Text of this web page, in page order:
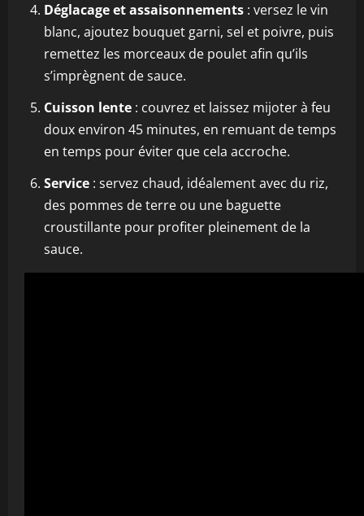
Déglacage et assaisonnements : versez le vin
blanc, ajoutez bouquet garni, sel et poivre, puis
remettez les morceaux de poulet afin qu’ils
s’imprègnent de sauce.
Cuisson lente : couvrez et laissez mijoter à feu
doux environ 45 minutes, en remuant de temps
en temps pour éviter que cela accroche.
Service : servez chaud, idéalement avec du riz,
des pommes de terre ou une baguette
croustillante pour profiter pleinement de la
sauce.